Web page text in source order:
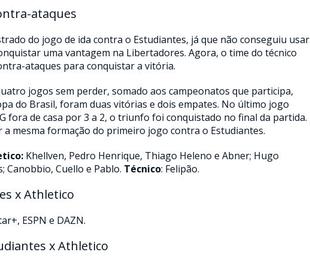
ataques
do jogo de ida contra o Estudiantes, já que não conseguiu usar
uma vantagem na Libertadores. Agora, o time do técnico
ataques para conquistar a vitória.
jogos sem perder, somado aos campeonatos que participa,
do Brasil, foram duas vitórias e dois empates. No último jogo
fora de casa por 3 a 2, o triunfo foi conquistado no final da partida.
a mesma formação do primeiro jogo contra o Estudiantes.
Khellven, Pedro Henrique, Thiago Heleno e Abner; Hugo
Canobbio, Cuello e Pablo. Técnico: Felipão.
x Athletico
ESPN e DAZN.
x Athletico